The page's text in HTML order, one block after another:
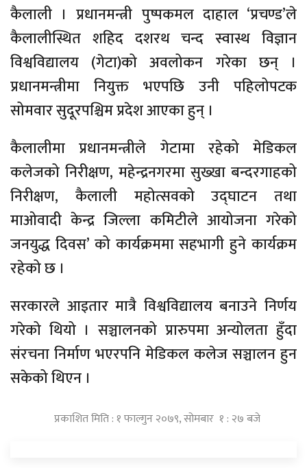
कैलाली । प्रधानमन्त्री पुष्पकमल दाहाल ‘प्रचण्ड’ले
कैलालीस्थित शहिद दशरथ चन्द स्वास्थ विज्ञान
विश्वविद्यालय (गेटा)को अवलोकन गरेका छन् ।
प्रधानमन्त्रीमा नियुक्त भएपछि उनी पहिलोपटक
सोमवार सुदूरपश्चिम प्रदेश आएका हुन् ।
कैलालीमा प्रधानमन्त्रीले गेटामा रहेको मेडिकल
कलेजको निरीक्षण, महेन्द्रनगरमा सुख्खा बन्दरगाहको
निरीक्षण, कैलाली महोत्सवको उद्घाटन तथा
माओवादी केन्द्र जिल्ला कमिटीले आयोजना गरेको
जनयुद्ध दिवस’ को कार्यक्रममा सहभागी हुने कार्यक्रम
रहेको छ ।
सरकारले आइतार मात्रै विश्वविद्यालय बनाउने निर्णय
गरेको थियो । सञ्चालनको प्रारुपमा अन्योलता हुँदा
संरचना निर्माण भएरपनि मेडिकल कलेज सञ्चालन हुन
सकेको थिएन ।
प्रकाशित मिति : १ फाल्गुन २०७९, सोमबार १ : २७ बजे